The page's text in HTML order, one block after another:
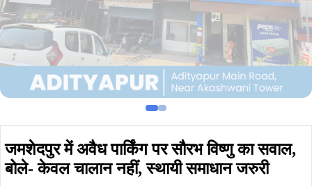
जमशेदपुर में अवैध पार्किंग पर सौरभ विष्णु का सवाल,
बोले- केवल चालान नहीं, स्थायी समाधान जरुरी